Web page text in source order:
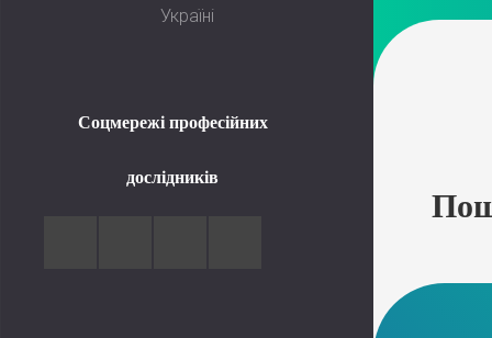
Україні
Соцмережі професійних
дослідників